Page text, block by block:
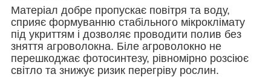
Матеріал добре пропускає повітря та воду,
сприяє формуванню стабільного мікроклімату
під укриттям і дозволяє проводити полив без
зняття агроволокна. Біле агроволокно не
перешкоджає фотосинтезу, рівномірно розсіює
світло та знижує ризик перегріву рослин.